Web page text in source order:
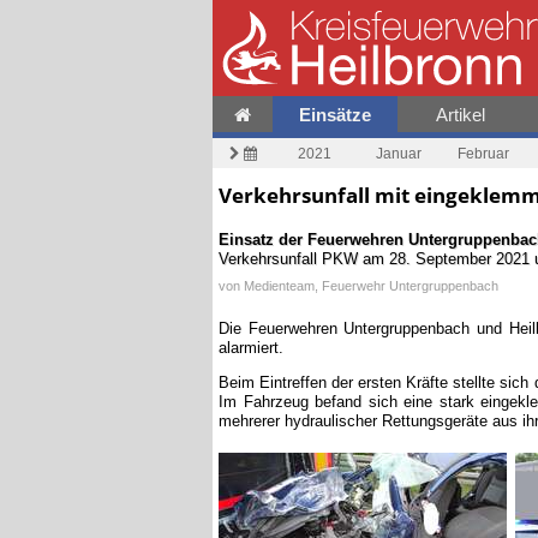
Einsätze Artikel
2021 Januar Februar
Verkehrsunfall mit
Einsatz der Feuerwehren
Verkehrsunfall PKW am 28. September 2021
von Medienteam, Feuerwehr Untergruppenbach
Die Feuerwehren Untergruppenbach und
alarmiert.
Beim Eintreffen der ersten Kräfte stellte sich
Im Fahrzeug befand sich eine stark
mehrerer hydraulischer Rettungsgeräte aus